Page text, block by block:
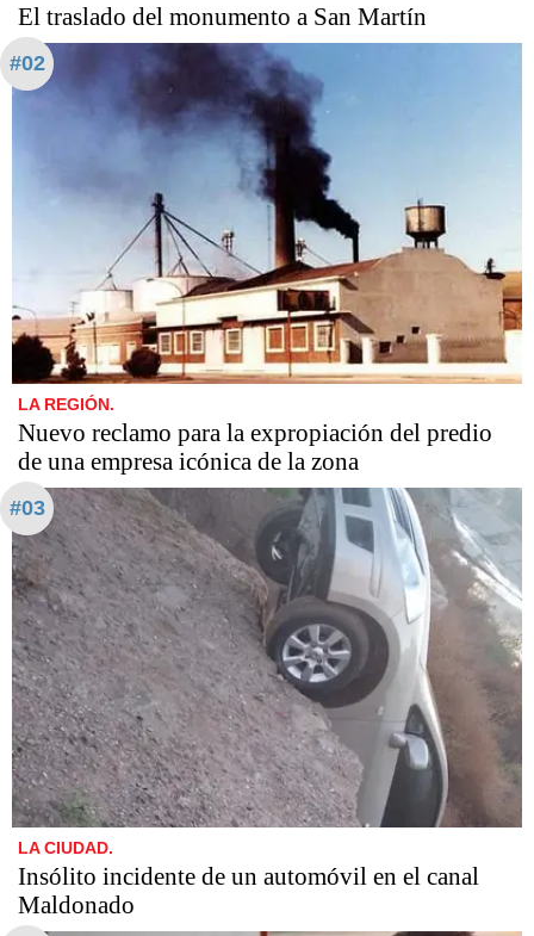
El traslado del monumento a San Martín
#02
LA REGIÓN.
Nuevo reclamo para la expropiación del predio
de una empresa icónica de la zona
#03
LA CIUDAD.
Insólito incidente de un automóvil en el canal
Maldonado